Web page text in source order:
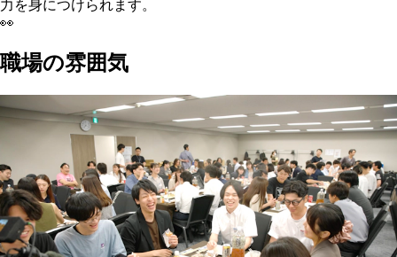
力を身につけられます。
👀
職場の雰囲気